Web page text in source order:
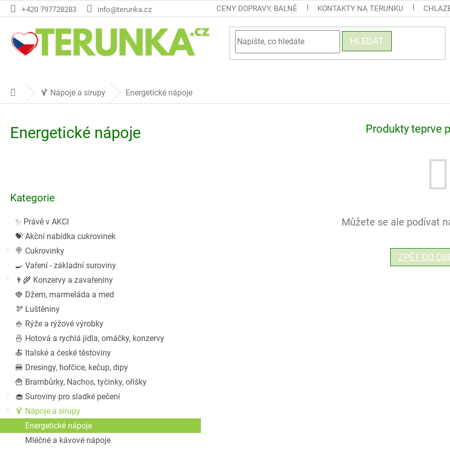
Přejít
na
+420 797728283 info@terunka.cz CENY DOPRAVY, BALNÉ KONTAKTY NA TERUNKU
HLEDAT
Domů 🍹 Nápoje a sirupy Energetické nápoje
Energetické nápoje
kategorie
Kategorie
✨ Právě v AKCI
💝 Akční nabídka cukrovinek
🍭 Cukrovinky
🍳 Vaření - základní suroviny
👨‍🌾 Konzervy a zavařeniny
🍓 Džem, marmeláda a med
🫘 Luštěniny
🍚 Rýže a rýžové výrobky
🍜 Hotová a rychlá jídla, omáčky, konzervy
🍝 Italské a české těstoviny
🍔 Dresingy, hořčice, kečup, dipy
🍟 Brambůrky, Nachos, tyčinky, oříšky
🧁 Suroviny pro sladké pečení
🍹 Nápoje a sirupy
Energetické nápoje
Mléčné a kávové nápoje
Produkty teprve
Můžete se ale podívat
ZPĚT DO